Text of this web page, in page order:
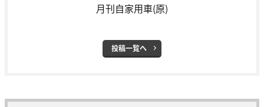
月刊自家用車(原)
投稿一覧へ